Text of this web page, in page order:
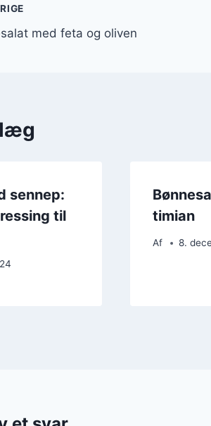
med feta og oliven
sennep:
til
timian
Af 8.